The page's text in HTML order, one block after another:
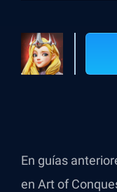
En guías
en Art of